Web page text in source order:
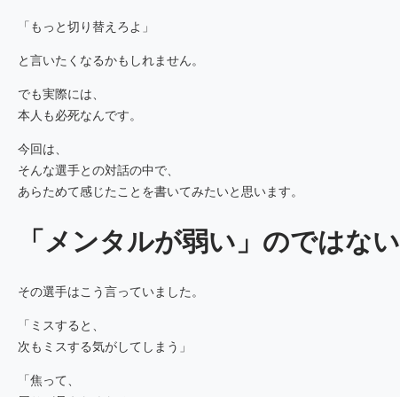
「もっと切り替えろよ」
と言いたくなるかもしれません。
でも実際には、
本人も必死なんです。
今回は、
そんな選手との対話の中で、
あらためて感じたことを書いてみたいと思います。
「メンタルが弱い」のではない
その選手はこう言っていました。
「ミスすると、
次もミスする気がしてしまう」
「焦って、